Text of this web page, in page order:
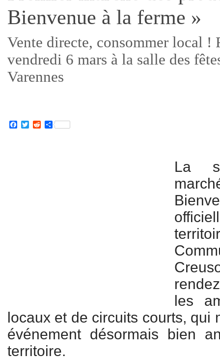
Bienvenue à la ferme »
Vente directe, consommer local !
vendredi 6 mars à la salle des
Varennes
Facebook
TwitterRedditPartager
La
les
locaux et de circuits courts, qui
événement désormais bien
territoire.